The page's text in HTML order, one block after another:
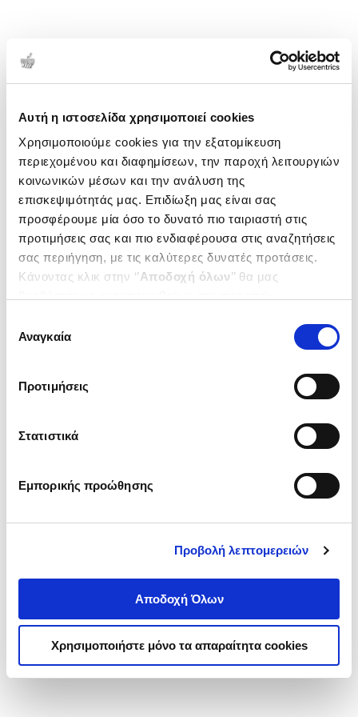
Αυτή η ιστοσελίδα χρησιμοποιεί cookies
Χρησιμοποιούμε cookies για την εξατομίκευση
περιεχομένου και διαφημίσεων, την παροχή λειτουργιών
κοινωνικών μέσων και την ανάλυση της
επισκεψιμότητάς μας. Επιδίωξη μας είναι σας
προσφέρουμε μία όσο το δυνατό πιο ταιριαστή στις
προτιμήσεις σας και πιο ενδιαφέρουσα στις αναζητήσεις
σας περιήγηση, με τις καλύτερες δυνατές προτάσεις.
Κάνοντας κλικ στην ‘’Αποδοχή όλων’’ θα μας
ενδιαφέρουν και να επιλέξετε από τα παρακάτω με την
΄΄και να ενημερωθείτε σχετικά με
συγκατάθεσης
Αναγκαία
Προτιμήσεις
Στατιστικά
Εμπορικής προώθησης
Προβολή λεπτομερειών
Αποδοχή Όλων
Χρησιμοποιήστε μόνο τα απαραίτητα cookies